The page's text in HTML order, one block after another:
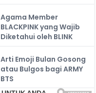
Agama Member
BLACKPINK yang Wajib
Diketahui oleh BLINK
Arti Emoji Bulan Gosong
atau Bulgos bagi ARMY
BTS